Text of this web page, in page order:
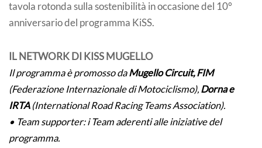
tavola rotonda sulla sostenibilità in occasione del 10°
anniversario del programma KiSS.
IL NETWORK DI KISS MUGELLO
Il programma è promosso daMugello Circuit, FIM
(Federazione Internazionale di Motociclismo), Dorna e
IRTA(International Road Racing Teams Association).
• Team supporter: i Team aderenti alle iniziative del
programma.